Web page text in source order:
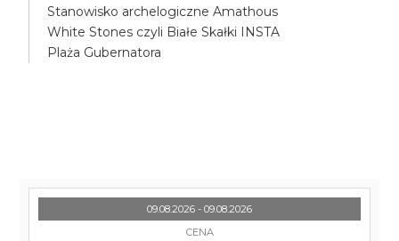
Stanowisko archelogiczne Amathous
White Stones czyli Białe Skałki INSTA
Plaża Gubernatora
09.08.2026 - 09.08.2026
CENA